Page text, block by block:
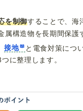
を制御することで、海
属構造物を長期間保護
接地
と電食対策につ
に整理します。